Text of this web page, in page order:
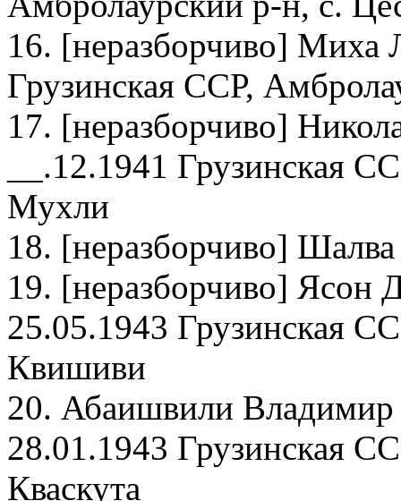
16. [неразборчиво] Миха
Грузинская ССР,
17. [неразборчиво]
__.12.1941 Грузинская
Мухли
18. [неразборчиво]
19. [неразборчиво] Ясон
25.05.1943 Грузинская
Квишиви
20. Абаишвили Владимир
28.01.1943 Грузинская
Кваскута